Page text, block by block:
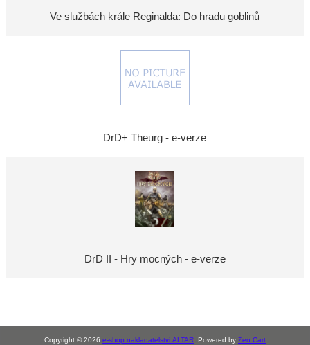
Ve službách krále Reginalda: Do hradu goblinů
DrD+ Theurg - e-verze
DrD II - Hry mocných - e-verze
Copyright © 2026 e-shop nakladatelstvi ALTAR . Powered by Zen Cart